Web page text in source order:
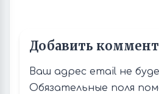
Добавить
Ваш адрес email не
Обязательные поля